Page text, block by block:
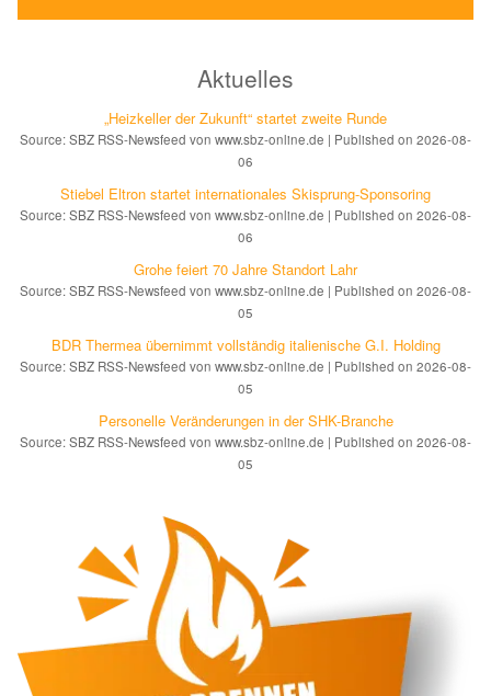
Aktuelles
„Heizkeller der Zu­kunft“ star­tet zwei­te Run­de
Source: SBZ RSS-Newsfeed von www.sbz-online.de
Published on 2026-08-
06
Stiebel Eltron startet internatio­nales Ski­sprung-Spon­soring
Source: SBZ RSS-Newsfeed von www.sbz-online.de
Published on 2026-08-
06
Grohe feiert 70 Jahre Standort Lahr
Source: SBZ RSS-Newsfeed von www.sbz-online.de
Published on 2026-08-
05
BDR Thermea übernimmt vollständig italienische G.I. Holding
Source: SBZ RSS-Newsfeed von www.sbz-online.de
Published on 2026-08-
05
Personelle Veränderungen in der SHK-Branche
Source: SBZ RSS-Newsfeed von www.sbz-online.de
Published on 2026-08-
05